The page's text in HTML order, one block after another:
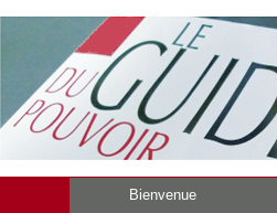
Bienvenue